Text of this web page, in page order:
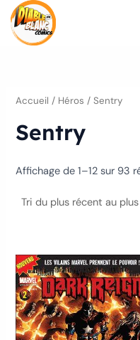
Aller
contenu
Accueil / Héros / Sentry
Sentry
Affichage de 1–12 sur 93